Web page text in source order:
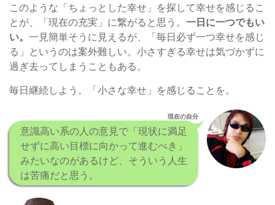
このような「ちょっとした幸せ」を探して幸せを感じるこ
とが、「現在の充実」に繋がると思う。 一日に一つでもい
い。 一見簡単そうに見えるが、「毎日必ず一つ幸せを感じ
る」というのは案外難しい。小さすぎる幸せは気づかずに
過ぎ去ってしまうこともある。
毎日継続しよう。「小さな幸せ」を感じることを。
現在の自分
意識高い系の人の意見で「現状に満足
せずに高い目標に向かって進むべき」
みたいなのがあるけど、そういう人生
は苦痛だと思う。